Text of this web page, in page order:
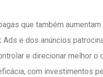
que também aumentam
e dos anúncios
e direcionar melhor o
com investimentos